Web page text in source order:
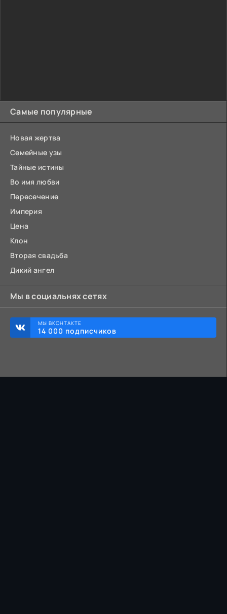
Самые популярные
Новая жертва
Семейные узы
Тайные истины
Во имя любви
Пересечение
Империя
Цена
Клон
Вторая свадьба
Дикий ангел
Мы в социальнях сетях
МЫ ВКОНТАКТЕ
14 000 подписчиков